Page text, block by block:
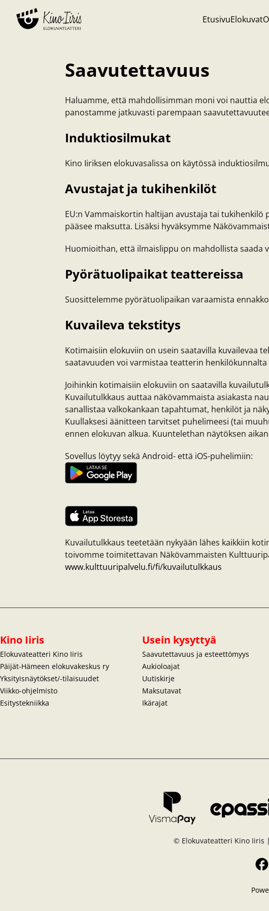
EtusivuElokuvat
Saavutettavuus
Haluamme, että mahdollisimman moni voi nauttia
panostamme jatkuvasti parempaan
Induktiosilmukat
Kino Iiriksen elokuvasalissa on käytössä
Avustajat ja tukihenkilöt
EU:n Vammaiskortin haltijan avustaja tai
pääsee maksutta. Lisäksi hyväksymme
Huomioithan, että ilmaislippu on mahdollista saada
Pyörätuolipaikat teattereissa
Suosittelemme pyörätuolipaikan varaamista
Kuvaileva tekstitys
Kotimaisiin elokuviin on usein saatavilla kuvailevaa
saatavuuden voi varmistaa teatterin
Joihinkin kotimaisiin elokuviin on saatavilla
Kuvailutulkkaus auttaa näkövammaista asiakasta
sanallistaa valkokankaan tapahtumat, henkilöt ja
Kuullaksesi äänitteen tarvitset puhelimeesi (tai
ennen elokuvan alkua. Kuuntelethan näytöksen
Sovellus löytyy sekä Android- että iOS-puhelimiin:
Kuvailutulkkaus teetetään nykyään lähes kaikkiin
toivomme toimitettavan Näkövammaisten
www.kulttuuripalvelu.fi/fi/kuvailutulkkaus
Kino Iiris
Elokuvateatteri Kino Iiris
Päijät-Hämeen elokuvakeskus ry
Yksityisnäytökset/-tilaisuudet
Viikko-ohjelmisto
Esitystekniikka
Usein kysyttyä
Saavutettavuus ja esteettömyys
Aukioloajat
Uutiskirje
Maksutavat
Ikärajat
© Elokuvateatteri Kino Iiris |